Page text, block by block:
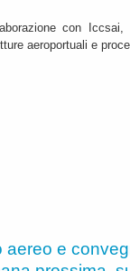
con
aeroportuali e
aereo e